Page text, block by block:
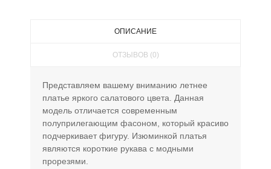
ОПИСАНИЕ
ОТЗЫВОВ (0)
Представляем вашему вниманию летнее
платье яркого салатового цвета. Данная
модель отличается современным
полуприлегающим фасоном, который красиво
подчеркивает фигуру. Изюминкой платья
являются короткие рукава с модными
прорезями.